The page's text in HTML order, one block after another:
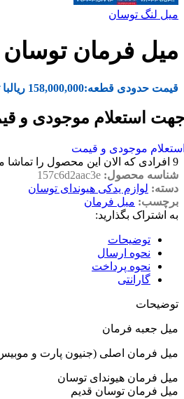
میل لنگ توسان
میل فرمان توسان
قیمت حدودی قطعه:158,000,000 ریال
استعلام موجودی و
موجودی و قیمت
9 افرادی که الان این محصول را تماشا
شناسه محصول: 157c6d2aac3e
دسته: لوازم یدکی هیوندای توسان
برچسب: میل فرمان
به اشتراک بگذارید:
توضیحات
نحوه ارسال
نحوه پرداخت
گارانتی
توضیحات
میل جعبه فرمان
میل فرمان اصلی (جنیون پارت و
میل فرمان هیوندای توسان
میل فرمان توسان قدیم